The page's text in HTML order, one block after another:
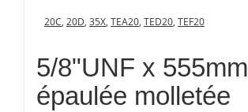
20C, 20D, 35X, TEA20, TED20, TEF20
5/8"UNF x 555mm
épaulée molletée